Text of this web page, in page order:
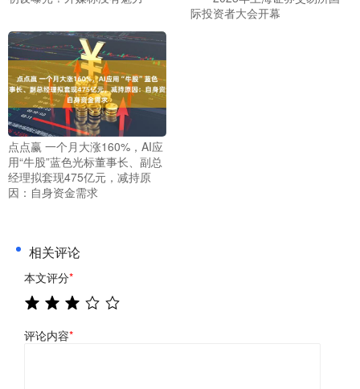
际投资者大会开幕
点点赢 一个月大涨160%，AI应
用“牛股”蓝色光标董事长、副总
经理拟套现475亿元，减持原
因：自身资金需求
相关评论
本文评分*
评论内容*